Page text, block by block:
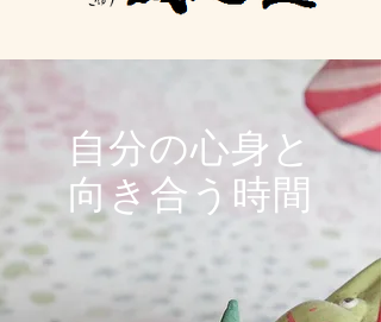
自分の心身と
向き合う時間